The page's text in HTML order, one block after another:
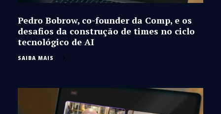
Pedro Bobrow, co-founder da Comp, e os
desafios da construção de times no ciclo
tecnológico de AI
SAIBA MAIS